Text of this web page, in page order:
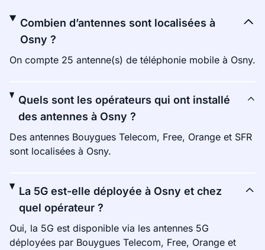
Combien d’antennes sont localisées à
Osny ?
On compte 25 antenne(s) de téléphonie mobile à Osny.
Quels sont les opérateurs qui ont installé
des antennes à Osny ?
Des antennes Bouygues Telecom, Free, Orange et SFR
sont localisées à Osny.
La 5G est-elle déployée à Osny et chez
quel opérateur ?
Oui, la 5G est disponible via les antennes 5G
déployées par Bouygues Telecom, Free, Orange et